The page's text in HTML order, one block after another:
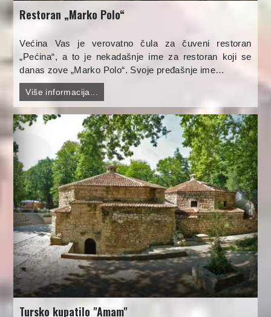
Restoran „Marko Polo“
Većina Vas je verovatno čula za čuveni restoran
„Pećina“, a to je nekadašnje ime za restoran koji se
danas zove „Marko Polo“. Svoje pređašnje ime…
Više informacija...
Tursko kupatilo "Amam"